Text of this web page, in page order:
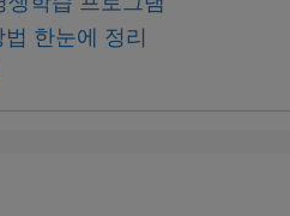
한눈에 정리